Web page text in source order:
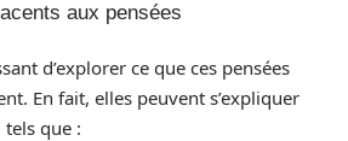
aux pensées
d’explorer ce que ces pensées
En fait, elles peuvent s’expliquer
que :